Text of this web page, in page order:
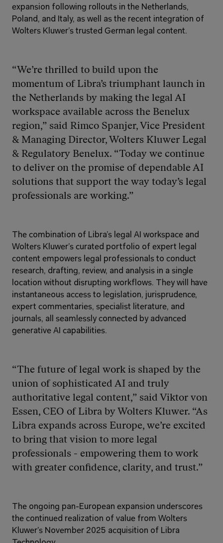
expansion following rollouts in the Netherlands,
Poland, and Italy, as well as the recent integration of
Wolters Kluwer’s trusted German legal content.
“We’re thrilled to build upon the
momentum of Libra’s triumphant launch in
the Netherlands by making the legal AI
workspace available across the Benelux
region,” said Rimco Spanjer, Vice President
& Managing Director, Wolters Kluwer Legal
& Regulatory Benelux. “Today we continue
to deliver on the promise of dependable AI
solutions that support the way today’s legal
professionals are working.”
The combination of Libra’s legal AI workspace and
Wolters Kluwer’s curated portfolio of expert legal
content empowers legal professionals to conduct
research, drafting, review, and analysis in a single
location without disrupting workflows. They will have
instantaneous access to legislation, jurisprudence,
expert commentaries, specialist literature, and
journals, all seamlessly connected by advanced
generative AI capabilities.
“The future of legal work is shaped by the
union of sophisticated AI and truly
authoritative legal content,” said Viktor von
Essen, CEO of Libra by Wolters Kluwer. “As
Libra expands across Europe, we’re excited
to bring that vision to more legal
professionals - empowering them to work
with greater confidence, clarity, and trust.”
The ongoing pan-European expansion underscores
the continued realization of value from Wolters
Kluwer’s November 2025 acquisition of Libra